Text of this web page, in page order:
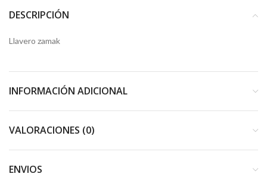
DESCRIPCIÓN
Llavero zamak
INFORMACIÓN ADICIONAL
VALORACIONES (0)
ENVIOS